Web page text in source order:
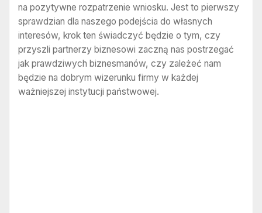
na pozytywne rozpatrzenie wniosku. Jest to pierwszy
sprawdzian dla naszego podejścia do własnych
interesów, krok ten świadczyć będzie o tym, czy
przyszli partnerzy biznesowi zaczną nas postrzegać
jak prawdziwych biznesmanów, czy zależeć nam
będzie na dobrym wizerunku firmy w każdej
ważniejszej instytucji państwowej.